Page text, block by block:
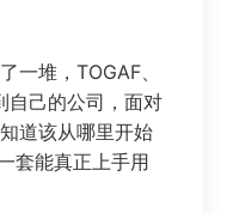
一堆，TOGAF、
自己的公司，面对
道该从哪里开始
套能真正上手用